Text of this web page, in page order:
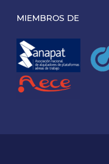
MIEMBROS DE